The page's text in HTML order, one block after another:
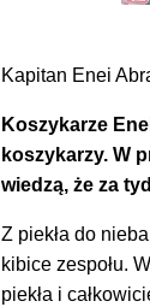
Kapitan Enei
Koszykarze
koszykarzy. W
wiedzą, że za
Z piekła do
kibice zespołu.
piekła i